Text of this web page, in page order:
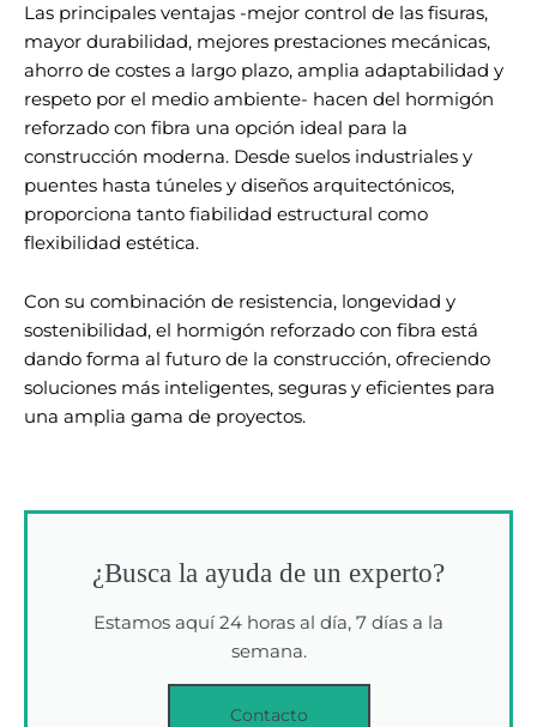
Las principales ventajas -mejor control de las fisuras,
mayor durabilidad, mejores prestaciones mecánicas,
ahorro de costes a largo plazo, amplia adaptabilidad y
respeto por el medio ambiente- hacen del hormigón
reforzado con fibra una opción ideal para la
construcción moderna. Desde suelos industriales y
puentes hasta túneles y diseños arquitectónicos,
proporciona tanto fiabilidad estructural como
flexibilidad estética.
Con su combinación de resistencia, longevidad y
sostenibilidad, el hormigón reforzado con fibra está
dando forma al futuro de la construcción, ofreciendo
soluciones más inteligentes, seguras y eficientes para
una amplia gama de proyectos.
¿Busca la ayuda de un experto?
Estamos aquí 24 horas al día, 7 días a la
semana.
Contacto